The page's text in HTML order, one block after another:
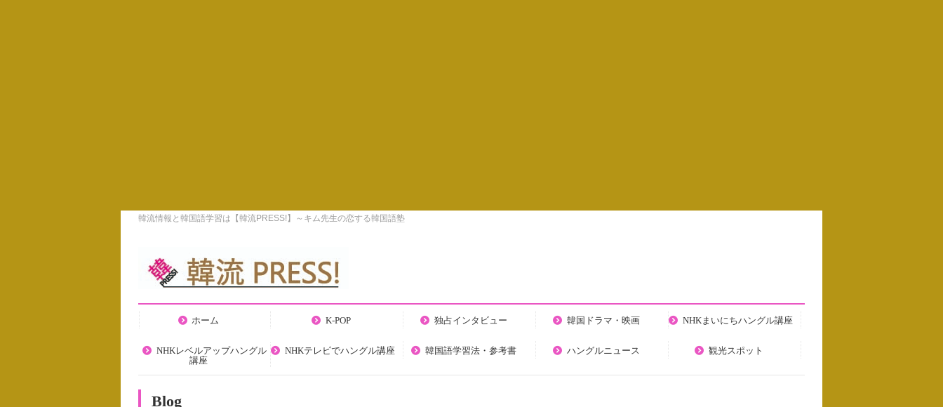
韓流情報と韓国語学習は【韓流PRESS!】～キム先生の恋する韓国語塾
ホーム K-POP 独占インタビュー 韓国ドラマ・映画 NHKまいにちハングル講座
NHKレベルアップハングル
講座
NHKテレビでハングル講座 韓国語学習法・参考書 ハングルニュース 観光スポット
Blog